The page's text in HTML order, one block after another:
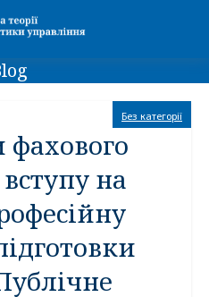
Без категорії
фахового
на